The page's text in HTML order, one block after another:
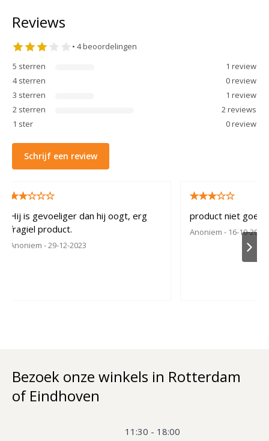
Reviews
• 4beoordelingen
5 sterren 1 review
4 sterren 0review
3 sterren 1 review
2 sterren 2 reviews
1 ster 0review
Schrijf een review
Hij is gevoeliger dan hij oogt, erg
fragiel product.
Anoniem - 29-12-2023
product niet goed
Anoniem- 16-10-2023
Bezoek onze winkels in Rotterdam
of Eindhoven
11:30 - 18:00